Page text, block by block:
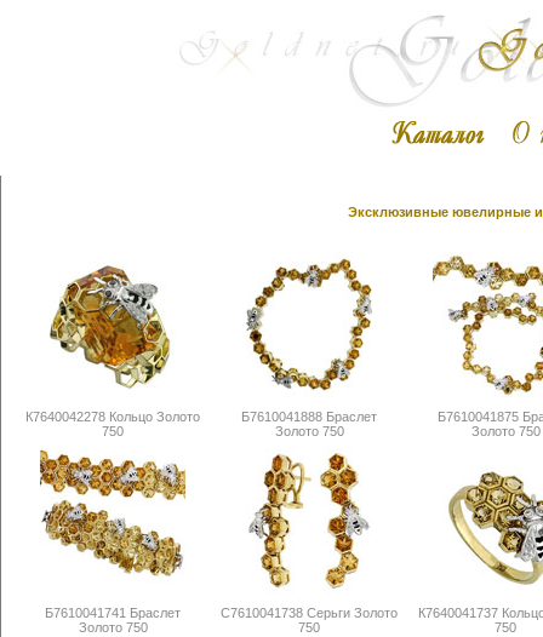
Эксклюзивные ювелирные
К7640042278 Кольцо Золото
750
Б7610041888 Браслет
Золото 750
Б7610041875
Золото 750
Б7610041741 Браслет
Золото 750
С7610041738 Серьги Золото
750
К7640041737
750